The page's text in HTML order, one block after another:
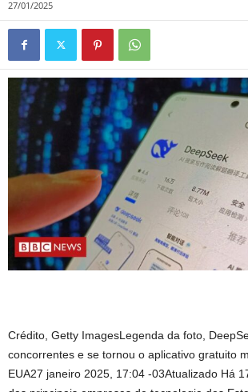
27/01/2025
Crédito, Getty ImagesLegenda da foto,
concorrentes e se tornou o aplicativo gratuito
EUA27 janeiro 2025, 17:04 -03Atualizado Há